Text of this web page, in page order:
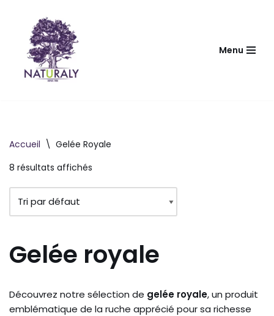
contenu
Menu
Accueil \ Gelée Royale
8 résultats affichés
Gelée royale
Découvrez notre sélection de gelée royale, un produit
emblématique de la ruche apprécié pour sa richesse